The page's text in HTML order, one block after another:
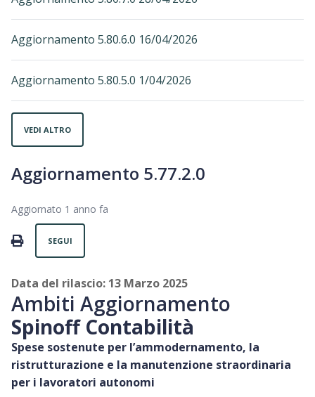
Aggiornamento 5.80.6.0 16/04/2026
Aggiornamento 5.80.5.0 1/04/2026
VEDI ALTRO
Aggiornamento 5.77.2.0
Aggiornato 1 anno fa
PRINT
SEGUI
Data del rilascio: 13 Marzo 2025
Ambiti Aggiornamento
Spinoff Contabilità
Spese sostenute per l’ammodernamento, la
ristrutturazione e la manutenzione straordinaria
per i lavoratori autonomi